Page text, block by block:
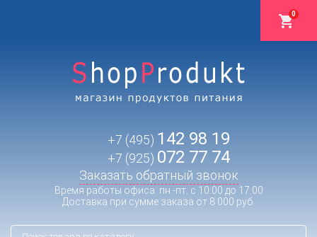
0
+7 (495) 142 98 19
+7 (925) 072 77 74
Заказать обратный звонок
Время работы офиса: пн.-пт. с 10:00 до 17:00
Доставка при сумме заказа от 8 000 руб.